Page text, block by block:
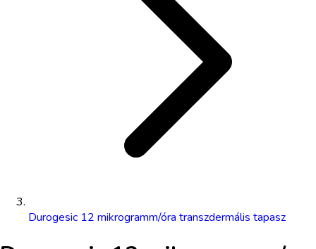
Durogesic 12 mikrogramm/óra transzdermális tapasz